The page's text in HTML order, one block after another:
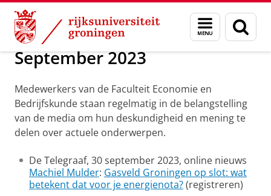
Skip
Content
Skip
Navigation
Menu
en
zoeken
Over ons 2023
September 2023
Medewerkers van de Faculteit Economie en
Bedrijfskunde staan regelmatig in de belangstelling
van de media om hun deskundigheid en mening te
delen over actuele onderwerpen.
De Telegraaf, 30 september 2023, online nieuws
Machiel Mulder: Gasveld Groningen op slot: wat
betekent dat voor je energienota?(registreren)